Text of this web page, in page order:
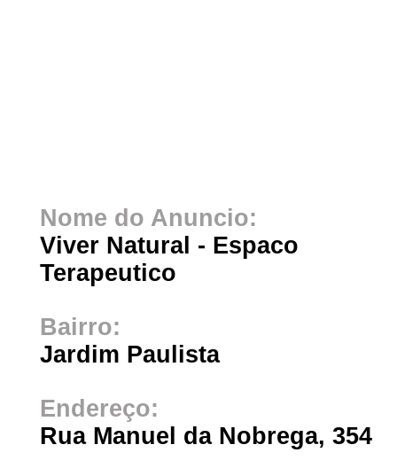
Nome do Anuncio:
Viver Natural - Espaco
Terapeutico
Bairro:
Jardim Paulista
Endereço:
Rua Manuel da Nobrega, 354